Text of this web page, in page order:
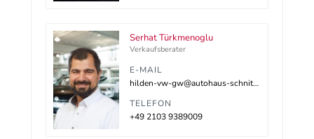
Serhat Türkmenoglu
Verkaufsberater
E-MAIL
hilden-vw-gw@autohaus-schnitzler.dealerdesk.de
TELEFON
+49 2103 9389009